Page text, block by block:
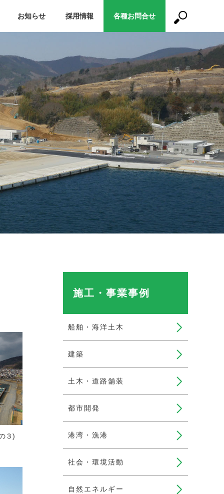
お知らせ 採用情報 各種お問合せ
３)
施工・事業事例
船舶・海洋土木
建築
土木・道路舗装
都市開発
港湾・漁港
社会・環境活動
自然エネルギー